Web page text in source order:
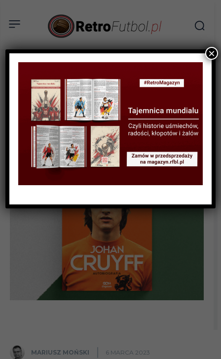
AKTUALNOŚCI KSIĄŻKI RECENZJA
„Johan Cruyff.
Autobiografia” – recenzja
MARIUSZ MOŃSKI 6 MARCA 2023
×